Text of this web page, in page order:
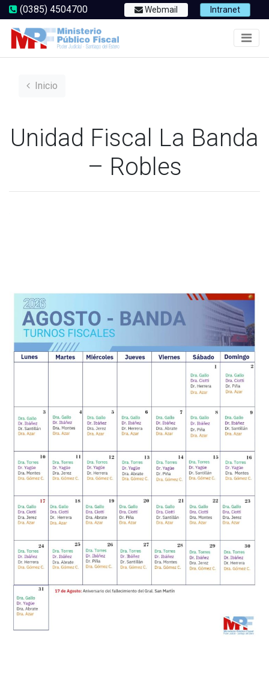
(0385) 4504700 Webmail Intranet
Inicio
Unidad Fiscal La Banda
– Robles